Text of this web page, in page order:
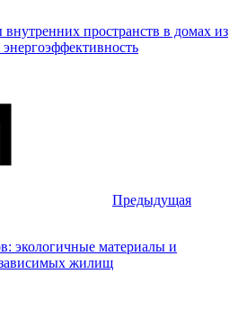
пространств в домах из
Предыдущая
экологичные материалы и
жилищ